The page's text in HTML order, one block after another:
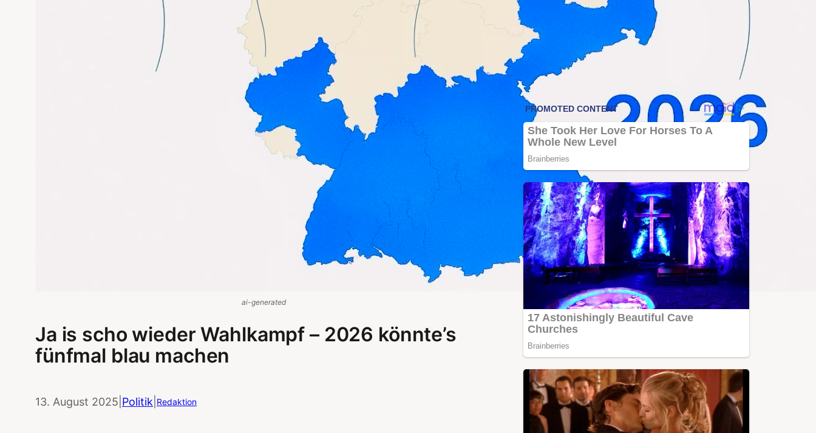
ai-generated
Ja is scho wieder Wahlkampf – 2026 könnte’s
fünfmal blau machen
13. August 2025 Politik Redaktion
Coinzeitung
Stablecoin-KYC kommt: Warum USDT
und USDC fuer Anleger unbequemer
werden
Coinzeitung